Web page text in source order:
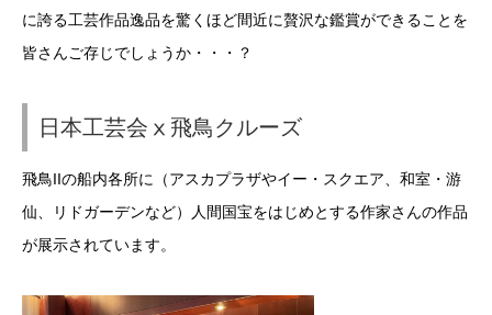
に誇る工芸作品逸品を驚くほど間近に贅沢な鑑賞ができることを
皆さんご存じでしょうか・・・？
日本工芸会ⅹ飛鳥クルーズ
飛鳥IIの船内各所に（アスカプラザやイー・スクエア、和室・游
仙、リドガーデンなど）人間国宝をはじめとする作家さんの作品
が展示されています。